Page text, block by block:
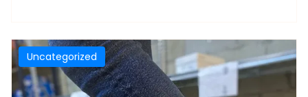
Uncategorized